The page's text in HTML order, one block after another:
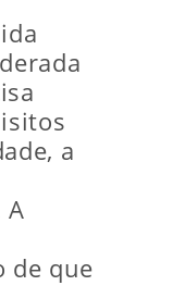
a
A
de que